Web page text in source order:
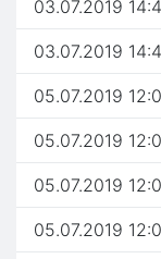
03.07.2019
03.07.2019
05.07.2019
05.07.2019
05.07.2019
05.07.2019